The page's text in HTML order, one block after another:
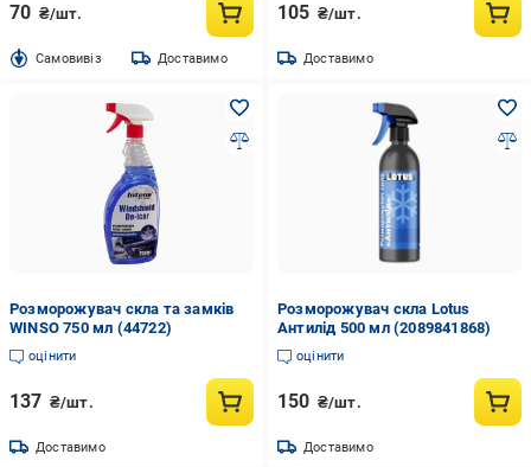
70 ₴/шт.
Cамовивіз Доставимо
105 ₴/шт.
Доставимо
Розморожувач скла та замків
WINSO 750 мл (44722)
оцінити
137 ₴/шт.
Доставимо
Розморожувач скла Lotus
Антилід 500 мл (2089841868)
оцінити
150 ₴/шт.
Доставимо